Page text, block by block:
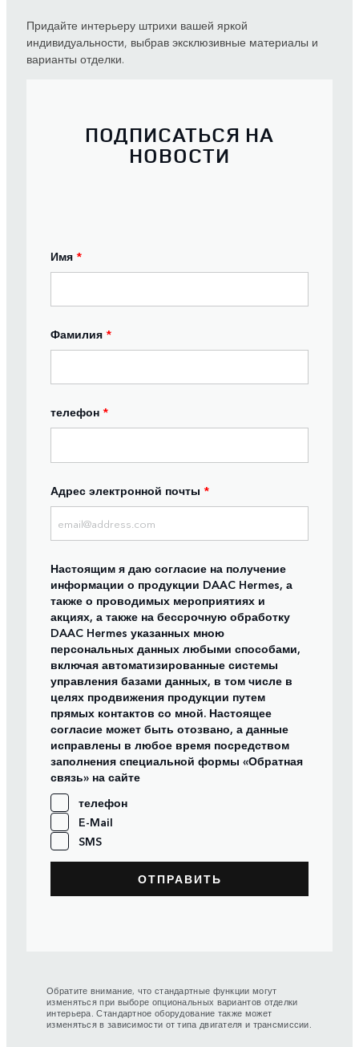
Придайте интерьеру штрихи вашей яркой
индивидуальности, выбрав эксклюзивные материалы и
варианты отделки.
ПОДПИСАТЬСЯ НА
НОВОСТИ
Имя *
Фамилия *
телефон *
Адрес электронной почты *
Настоящим я даю согласие на получение
информации о продукции DAAC Hermes, а
также о проводимых мероприятиях и
акциях, а также на бессрочную обработку
DAAC Hermes указанных мною
персональных данных любыми способами,
включая автоматизированные системы
управления базами данных, в том числе в
целях продвижения продукции путем
прямых контактов со мной. Настоящее
согласие может быть отозвано, а данные
исправлены в любое время посредством
заполнения специальной формы «Обратная
связь» на сайте
телефон
E-Mail
SMS
Обратите внимание, что стандартные функции могут
изменяться при выборе опциональных вариантов отделки
интерьера. Стандартное оборудование также может
изменяться в зависимости от типа двигателя и трансмиссии.